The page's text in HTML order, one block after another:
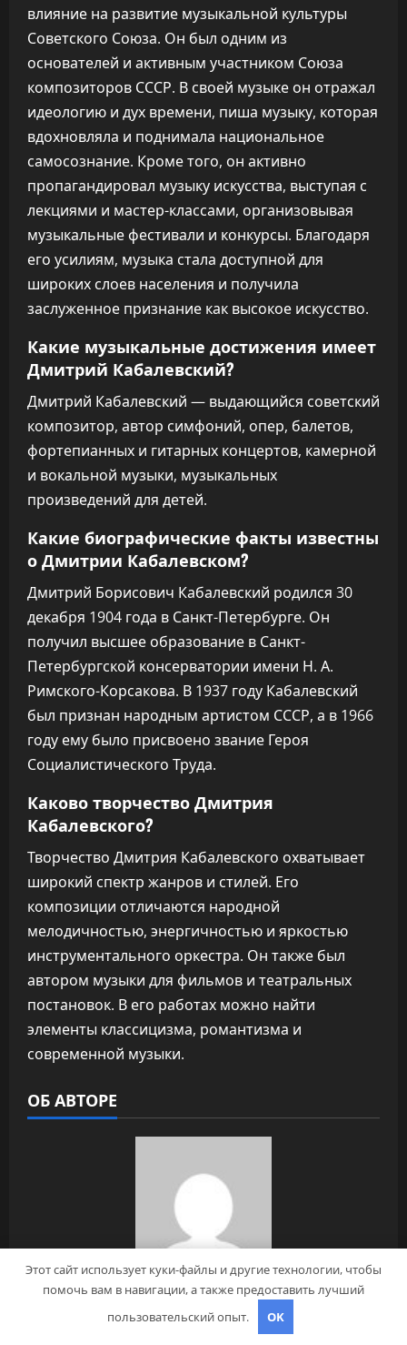
влияние на развитие музыкальной культуры
Советского Союза. Он был одним из
основателей и активным участником Союза
композиторов СССР. В своей музыке он отражал
идеологию и дух времени, пиша музыку, которая
вдохновляла и поднимала национальное
самосознание. Кроме того, он активно
пропагандировал музыку искусства, выступая с
лекциями и мастер-классами, организовывая
музыкальные фестивали и конкурсы. Благодаря
его усилиям, музыка стала доступной для
широких слоев населения и получила
заслуженное признание как высокое искусство.
Какие музыкальные достижения имеет
Дмитрий Кабалевский?
Дмитрий Кабалевский — выдающийся советский
композитор, автор симфоний, опер, балетов,
фортепианных и гитарных концертов, камерной
и вокальной музыки, музыкальных
произведений для детей.
Какие биографические факты известны
о Дмитрии Кабалевском?
Дмитрий Борисович Кабалевский родился 30
декабря 1904 года в Санкт-Петербурге. Он
получил высшее образование в Санкт-
Петербургской консерватории имени Н. А.
Римского-Корсакова. В 1937 году Кабалевский
был признан народным артистом СССР, а в 1966
году ему было присвоено звание Героя
Социалистического Труда.
Каково творчество Дмитрия
Кабалевского?
Творчество Дмитрия Кабалевского охватывает
широкий спектр жанров и стилей. Его
композиции отличаются народной
мелодичностью, энергичностью и яркостью
инструментального оркестра. Он также был
автором музыки для фильмов и театральных
постановок. В его работах можно найти
элементы классицизма, романтизма и
современной музыки.
ОБ АВТОРЕ
pristroykin_
Administrator
Этот сайт использует куки-файлы и другие технологии, чтобы
помочь вам в навигации, а также предоставить лучший
пользовательский опыт.
OK